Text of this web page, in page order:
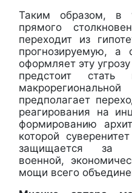
Таким образом, в
прямого
переходит из
прогнозируемую,
оформляет эту
предстоит стать
предполагает
реагирования на
формированию
которой
защищается за
военной,
мощи всего